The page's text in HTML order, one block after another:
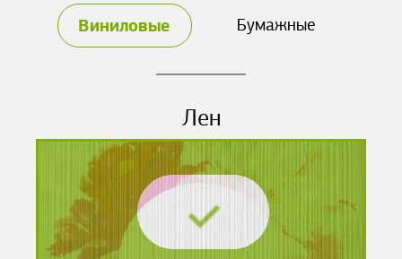
Виниловые Бумажные
Лен